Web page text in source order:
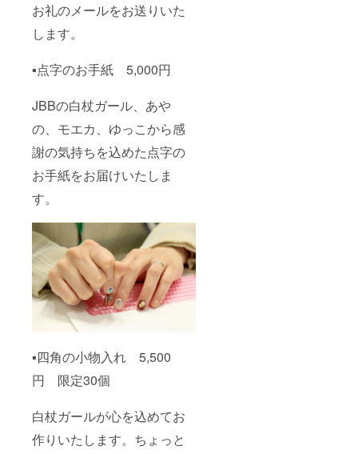
お礼のメールをお送りいた
します。
▪️点字のお手紙 5,000円
JBBの白杖ガール、あや
の、モエカ、ゆっこから感
謝の気持ちを込めた点字の
お手紙をお届けいたしま
す。
▪️四角の小物入れ 5,500
円 限定30個
白杖ガールが心を込めてお
作りいたします。ちょっと